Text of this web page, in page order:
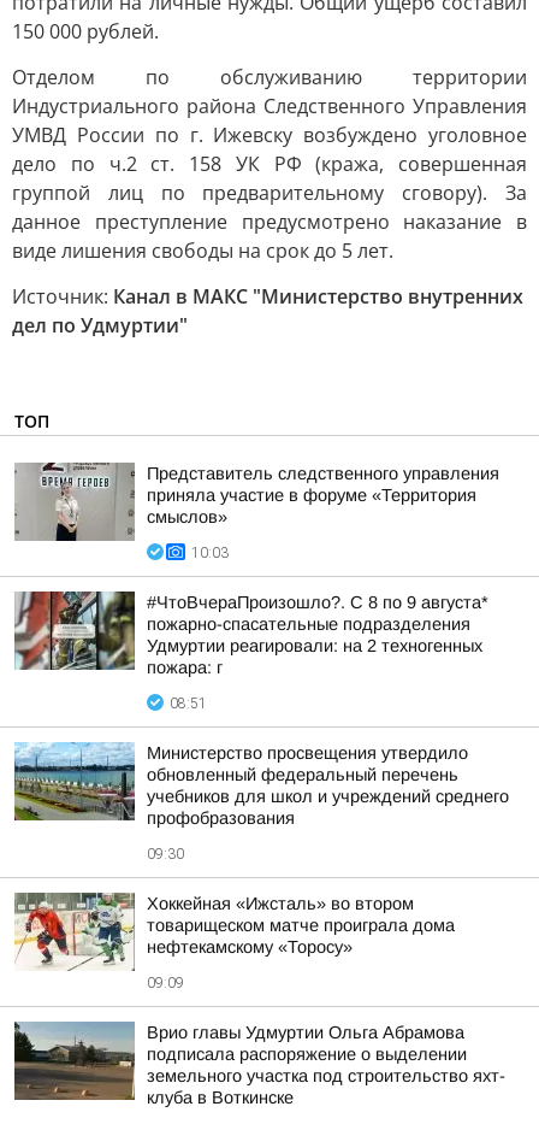
150 000 рублей.
Отделом по обслуживанию территории
Индустриального района Следственного Управления
УМВД России по г. Ижевску возбуждено уголовное
дело по ч.2 ст. 158 УК РФ (кража, совершенная
группой лиц по предварительному сговору). За
данное преступление предусмотрено наказание в
виде лишения свободы на срок до 5 лет.
Источник: Канал в МАКС "Министерство внутренних
дел по Удмуртии"
ТОП
Представитель следственного управления
приняла участие в форуме «Территория
смыслов»
10:03
#ЧтоВчераПроизошло?. С 8 по 9 августа*
пожарно-спасательные подразделения
Удмуртии реагировали: на 2 техногенных
пожара: г
08:51
Министерство просвещения утвердило
обновленный федеральный перечень
учебников для школ и учреждений среднего
профобразования
09:30
Хоккейная «Ижсталь» во втором
товарищеском матче проиграла дома
нефтекамскому «Торосу»
09:09
Врио главы Удмуртии Ольга Абрамова
подписала распоряжение о выделении
земельного участка под строительство яхт-
клуба в Воткинске